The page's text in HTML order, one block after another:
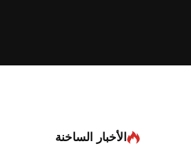
الأخبار الساخنة